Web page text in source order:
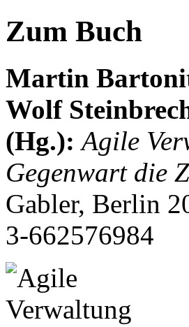
Zum Buch
Martin
Wolf
(Hg.): Agile
Gegenwart die
Gabler, Berlin
3-662576984